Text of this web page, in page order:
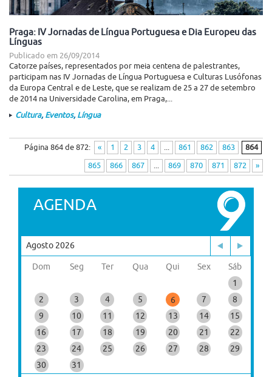
Praga: IV Jornadas de Língua Portuguesa e Dia Europeu das
Línguas
Publicado em 26/09/2014
Catorze países, representados por meia centena de palestrantes,
participam nas IV Jornadas de Língua Portuguesa e Culturas Lusófonas
da Europa Central e de Leste, que se realizam de 25 a 27 de setembro
de 2014 na Universidade Carolina, em Praga,...
Cultura, Eventos, Língua
Página 864 de 872: « 1 2 3 4 ... 861 862 863 864
865 866 867 ... 869 870 871 872 »
AGENDA
Agosto 2026
Dom Seg Ter Qua Qui Sex
Sáb
1
2
3 4 5 6 7
8
9
10 11 12 13 14
15
16
17 18 19 20 21
22
23
24 25 26 27 28
29
30
31